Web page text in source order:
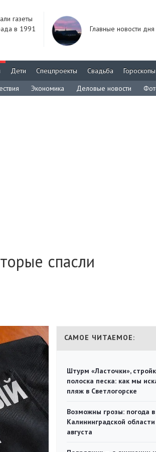
газеты
в 1991
Главные новости дня
Дети Спецпроекты Свадьба
Гороскопы
Экономика Деловые новости
спасли
САМОЕ ЧИТАЕМОЕ:
Штурм «Ласточки»,
полоска песка: как мы
пляж в Светлогорске
Возможны грозы: погода в
Калининградской
августа